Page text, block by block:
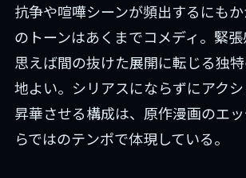
抗争や喧嘩シーンが頻出するにも
のトーンはあくまでコメディ。緊
思えば間の抜けた展開に転じる独
地よい。シリアスにならずにアク
昇華させる構成は、原作漫画のエ
らではのテンポで体現している。